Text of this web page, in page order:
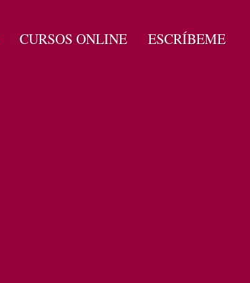
CURSOS ONLINE ESCRÍBEME